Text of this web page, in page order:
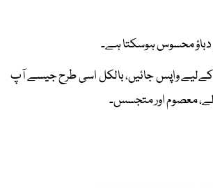
محسوس ہوسکتا ہے۔
واپس جائیں، بالکل اسی طرح جیسے آپ
معصوم اور متجسس۔